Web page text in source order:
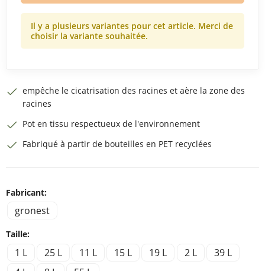
Il y a plusieurs variantes pour cet article. Merci de
choisir la variante souhaitée.
empêche le cicatrisation des racines et aère la zone des
racines
Pot en tissu respectueux de l'environnement
Fabriqué à partir de bouteilles en PET recyclées
Fabricant:
gronest
Taille:
1 L 25 L 11 L 15 L 19 L 2 L
39 L